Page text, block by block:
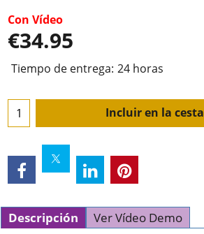
Con Vídeo
€34.95
Tiempo de entrega: 24 horas
Incluir en la cesta
Descripción Ver Vídeo Demo